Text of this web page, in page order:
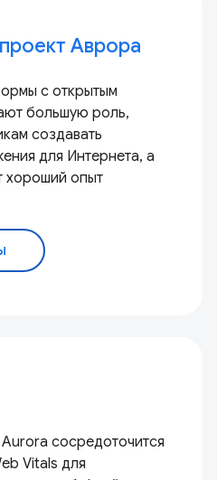
Аврора
с открытым
большую роль,
создавать
для Интернета, а
хороший опыт
сосредоточится
Vitals для